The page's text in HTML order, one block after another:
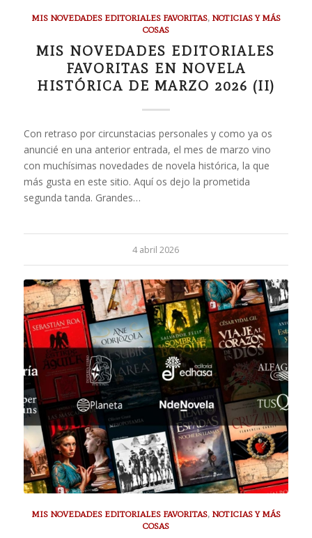
MIS NOVEDADES EDITORIALES FAVORITAS, NOTICIAS Y MÁS
COSAS
MIS NOVEDADES EDITORIALES
FAVORITAS EN NOVELA
HISTÓRICA DE MARZO 2026 (II)
Con retraso por circunstacias personales y como ya os
anuncié en una anterior entrada, el mes de marzo vino
con muchísimas novedades de novela histórica, la que
más gusta en este sitio. Aquí os dejo la prometida
segunda tanda. Grandes…
4 abril 2026
MIS NOVEDADES EDITORIALES FAVORITAS, NOTICIAS Y MÁS
COSAS